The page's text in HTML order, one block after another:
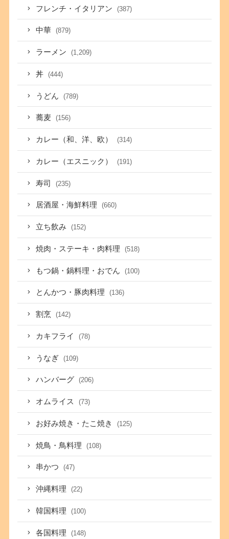
フレンチ・イタリアン (387)
中華 (879)
ラーメン (1,209)
丼 (444)
うどん (789)
蕎麦 (156)
カレー（和、洋、欧） (314)
カレー（エスニック） (191)
寿司 (235)
居酒屋・海鮮料理 (660)
立ち飲み (152)
焼肉・ステーキ・肉料理 (518)
もつ鍋・鍋料理・おでん (100)
とんかつ・豚肉料理 (136)
割烹 (142)
カキフライ (78)
うなぎ (109)
ハンバーグ (206)
オムライス (73)
お好み焼き・たこ焼き (125)
焼鳥・鳥料理 (108)
串かつ (47)
沖縄料理 (22)
韓国料理 (100)
各国料理 (148)